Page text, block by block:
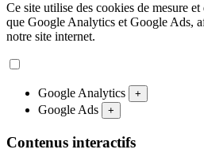
Ce site utilise des cookies de mesure et
que Google Analytics et Google Ads,
notre site internet.
Google Analytics +
Google Ads +
Contenus interactifs